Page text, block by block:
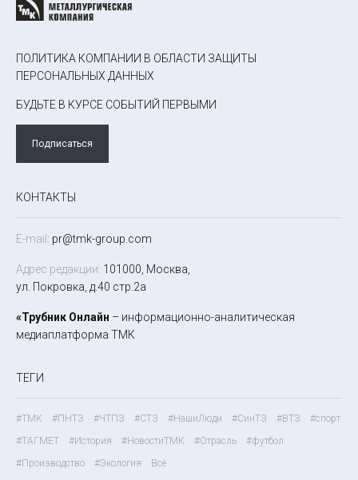
ПОЛИТИКА КОМПАНИИ В ОБЛАСТИ ЗАЩИТЫ
ПЕРСОНАЛЬНЫХ ДАННЫХ
БУДЬТЕ В КУРСЕ СОБЫТИЙ ПЕРВЫМИ
Подписаться
КОНТАКТЫ
E-mail: pr@tmk-group.com
Адрес редакции: 101000, Москва,
ул. Покровка, д.40 стр.2а
«Трубник Онлайн – информационно-аналитическая
медиаплатформа ТМК
ТЕГИ
#ТМК #ПНТЗ #ЧТПЗ #СТЗ #НашиЛюди #СинТЗ #ВТЗ
#спорт
#ТАГМЕТ
#История #НовостиТМК #Отрасль
#футбол
#Производство
#Экология Все